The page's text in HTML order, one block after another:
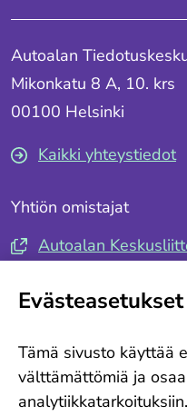
Autoalan
Mikonkatu 8 A, 10. krs
00100 Helsinki
Kaikki yhteystiedot
Yhtiön omistajat
Autoalan
Tilaa tiedotteemme
Evästeasetukset
Tämä sivusto käyttää
välttämättömiä ja
analytiikkatarkoituksiin.